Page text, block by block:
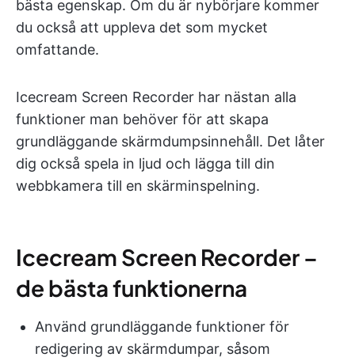
bästa egenskap. Om du är nybörjare kommer
du också att uppleva det som mycket
omfattande.
Icecream Screen Recorder har nästan alla
funktioner man behöver för att skapa
grundläggande skärmdumpsinnehåll. Det låter
dig också spela in ljud och lägga till din
webbkamera till en skärminspelning.
Icecream Screen Recorder –
de bästa funktionerna
Använd grundläggande funktioner för
redigering av skärmdumpar, såsom